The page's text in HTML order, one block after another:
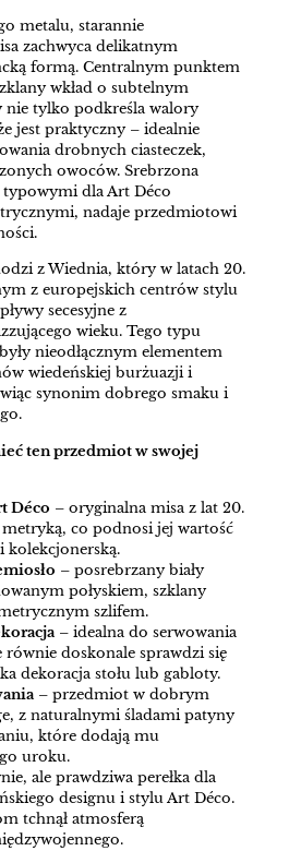
metalu, starannie
zachwyca delikatnym
formą. Centralnym punktem
wkład o subtelnym
nie tylko podkreśla walory
jest praktyczny – idealnie
drobnych ciasteczek,
owoców. Srebrzona
dla Art Déco
nadaje przedmiotowi
z Wiednia, który w latach 20.
z europejskich centrów stylu
secesyjne z
wieku. Tego typu
nieodłącznym elementem
wiedeńskiej burżuazji i
synonim dobrego smaku i
ten przedmiot w swojej
Déco – oryginalna misa z lat 20.
metryką, co podnosi jej wartość
kolekcjonerską.
– posrebrzany biały
połyskiem, szklany
szlifem.
– idealna do serwowania
równie doskonale sprawdzi się
dekoracja stołu lub gabloty.
– przedmiot w dobrym
z naturalnymi śladami patyny
które dodają mu
uroku.
ale prawdziwa perełka dla
designu i stylu Art Déco.
tchnął atmosferą